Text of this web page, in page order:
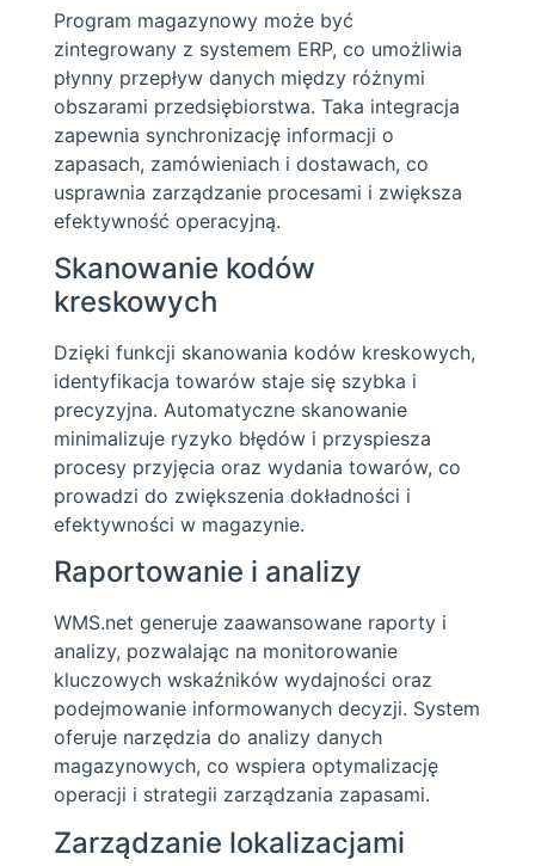
Program magazynowy może być
zintegrowany z systemem ERP, co umożliwia
płynny przepływ danych między różnymi
obszarami przedsiębiorstwa. Taka integracja
zapewnia synchronizację informacji o
zapasach, zamówieniach i dostawach, co
usprawnia zarządzanie procesami i zwiększa
efektywność operacyjną.
Skanowanie kodów
kreskowych
Dzięki funkcji skanowania kodów kreskowych,
identyfikacja towarów staje się szybka i
precyzyjna. Automatyczne skanowanie
minimalizuje ryzyko błędów i przyspiesza
procesy przyjęcia oraz wydania towarów, co
prowadzi do zwiększenia dokładności i
efektywności w magazynie.
Raportowanie i analizy
WMS.net generuje zaawansowane raporty i
analizy, pozwalając na monitorowanie
kluczowych wskaźników wydajności oraz
podejmowanie informowanych decyzji. System
oferuje narzędzia do analizy danych
magazynowych, co wspiera optymalizację
operacji i strategii zarządzania zapasami.
Zarządzanie lokalizacjami